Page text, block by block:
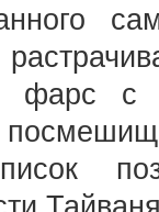
фарс с